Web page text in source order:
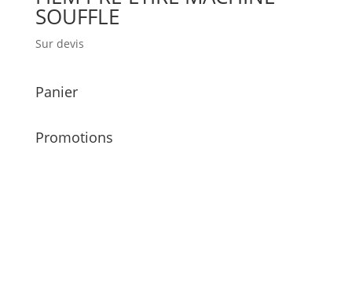
SOUFFLE
Sur devis
Panier
Promotions